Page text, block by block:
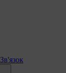
Зв'язок